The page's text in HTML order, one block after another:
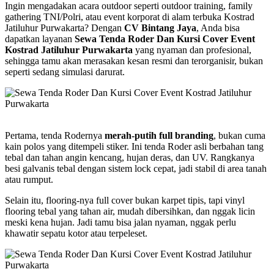
Ingin mengadakan acara outdoor seperti outdoor training, family
gathering TNI/Polri, atau event korporat di alam terbuka Kostrad
Jatiluhur Purwakarta? Dengan CV Bintang Jaya, Anda bisa
dapatkan layanan Sewa Tenda Roder Dan Kursi Cover Event
Kostrad Jatiluhur Purwakarta yang nyaman dan profesional,
sehingga tamu akan merasakan kesan resmi dan terorganisir, bukan
seperti sedang simulasi darurat.
Pertama, tenda Rodernya merah-putih full branding, bukan cuma
kain polos yang ditempeli stiker. Ini tenda Roder asli berbahan tang
tebal dan tahan angin kencang, hujan deras, dan UV. Rangkanya
besi galvanis tebal dengan sistem lock cepat, jadi stabil di area tanah
atau rumput.
Selain itu, flooring-nya full cover bukan karpet tipis, tapi vinyl
flooring tebal yang tahan air, mudah dibersihkan, dan nggak licin
meski kena hujan. Jadi tamu bisa jalan nyaman, nggak perlu
khawatir sepatu kotor atau terpeleset.